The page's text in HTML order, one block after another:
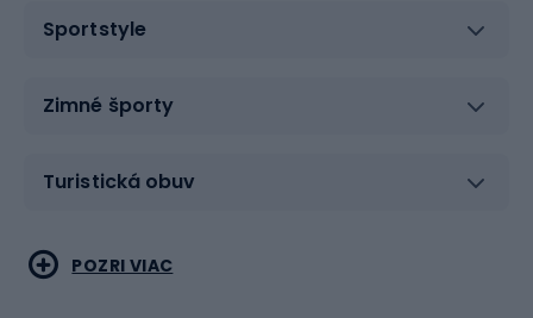
Sportstyle
Zimné športy
Turistická obuv
Vodné športy
Bojové umenia
POZRI VIAC